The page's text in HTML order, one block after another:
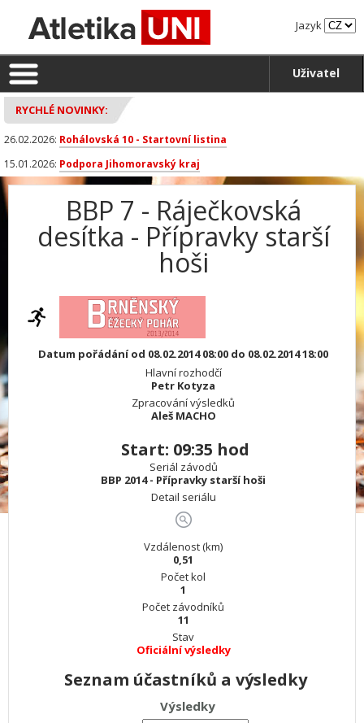
Jazyk
Uživatel
RYCHLÉ NOVINKY:
26.02.2026: Rohálovská 10 - Startovní listina
15.01.2026: Podpora Jihomoravský kraj
BBP 7 - Ráječkovská
desítka - Přípravky starší
hoši
Datum pořádání od 08.02.2014 08:00 do 08.02.2014 18:00
Hlavní rozhodčí
Petr Kotyza
Zpracování výsledků
Aleš MACHO
Start: 09:35 hod
Seriál závodů
BBP 2014 - Přípravky starší hoši
Detail seriálu
Vzdálenost (km)
0,51
Počet kol
1
Počet závodníků
11
Stav
Oficiální výsledky
Seznam účastníků a výsledky
Výsledky